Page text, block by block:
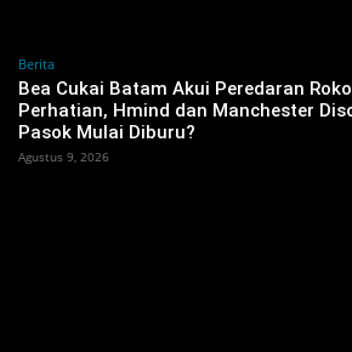
Berita
Bea Cukai Batam Akui Peredaran
Perhatian, Hmind dan Manchester
Pasok Mulai Diburu?
Agustus 9, 2026